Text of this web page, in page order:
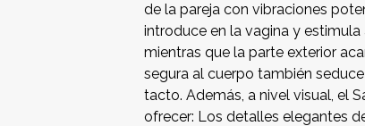
de la pareja con vibraciones
introduce en la vagina y
mientras que la parte exterior
segura al cuerpo también
tacto. Además, a nivel visual, el
ofrecer: Los detalles elegantes